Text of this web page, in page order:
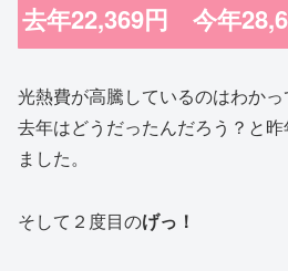
去年22,369円 今年
光熱費が高騰しているのはわかっ
去年はどうだったんだろう？と
ました。
そして２度目のげっ！